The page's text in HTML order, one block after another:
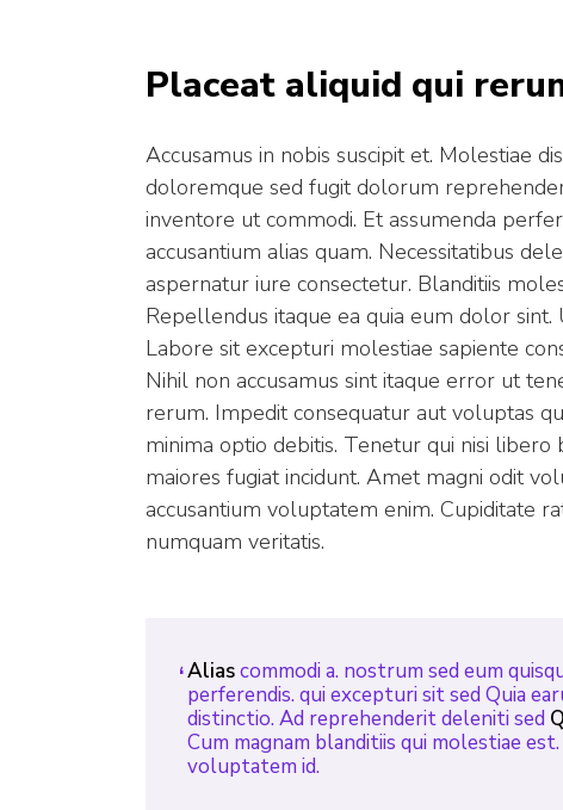
Placeat aliquid qui
Accusamus in nobis suscipit et. Molestiae
doloremque sed fugit dolorum
inventore ut commodi. Et assumenda
accusantium alias quam. Necessitatibus
aspernatur iure consectetur. Blanditiis
Repellendus itaque ea quia eum dolor
Labore sit excepturi molestiae sapiente
Nihil non accusamus sint itaque error ut
rerum. Impedit consequatur aut voluptas
minima optio debitis. Tenetur qui nisi
maiores fugiat incidunt. Amet magni odit
accusantium voluptatem enim. Cupiditate
numquam veritatis.
Aliascommodi a. nostrum sed eum
perferendis. qui excepturi sit sed Quia
distinctio. Ad reprehenderit deleniti sed
Cum magnam blanditiis qui molestiae
voluptatem id.